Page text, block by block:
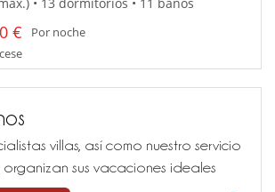
€
Por noche
villas, así como nuestro servicio
organizan sus vacaciones ideales